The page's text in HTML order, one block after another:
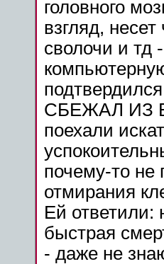
головного
взгляд,
сволочи и тд
СБЕЖАЛ ИЗ
поехали
почему-то не
отмирания
Ей ответили:
быстрая
- даже не